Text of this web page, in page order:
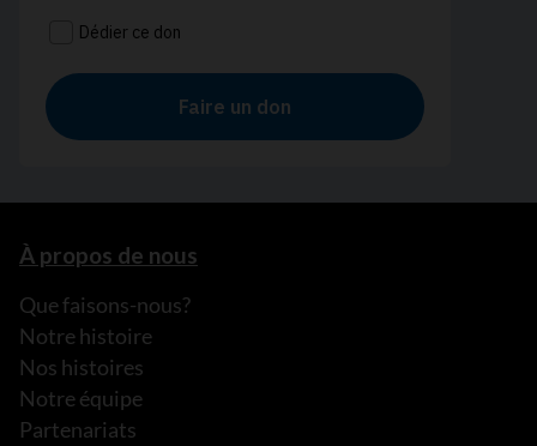
À propos de nous
Que faisons-nous?
Notre histoire
Nos histoires
Notre équipe
Partenariats